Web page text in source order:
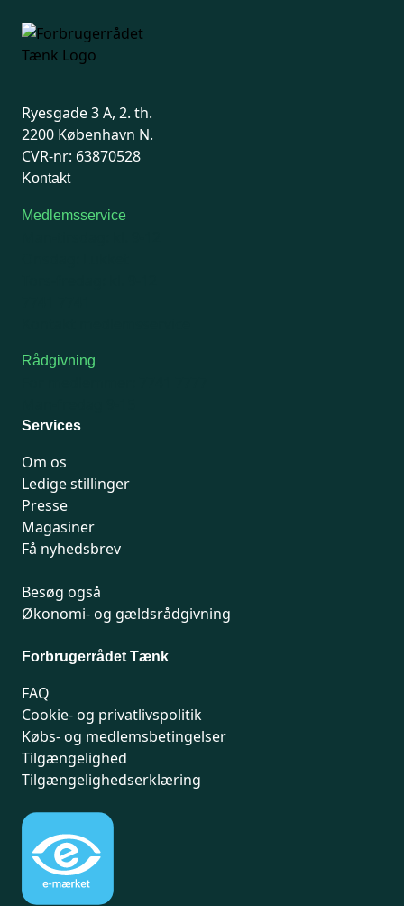
Ryesgade 3 A, 2. th.
2200 København N.
CVR-nr: 63870528
Kontakt
Medlemsservice
Rådgivning
Services
Om os
Ledige stillinger
Presse
Magasiner
Få nyhedsbrev
Besøg også
Økonomi- og gældsrådgivning
Forbrugerrådet Tænk
FAQ
Cookie- og privatlivspolitik
Købs- og medlemsbetingelser
Tilgængelighed
Tilgængelighedserklæring